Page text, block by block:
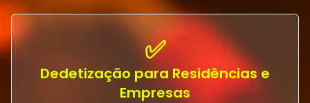
✅
Dedetização para Residências e
Empresas